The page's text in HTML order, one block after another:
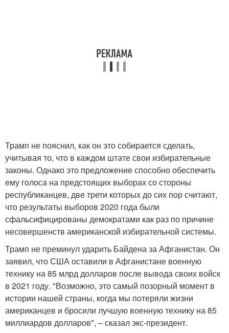
Трамп не пояснил, как он это собирается сделать,
учитывая то, что в каждом штате свои избирательные
законы. Однако это предложение способно обеспечить
ему голоса на предстоящих выборах со стороны
республиканцев, две трети которых до сих пор считают,
что результаты выборов 2020 года были
сфальсифицированы демократами как раз по причине
несовершенств американской избирательной системы.
Трамп не преминул ударить Байдена за Афганистан. Он
заявил, что США оставили в Афганистане военную
технику на 85 млрд долларов после вывода своих войск
в 2021 году. "Возможно, это самый позорный момент в
истории нашей страны, когда мы потеряли жизни
американцев и бросили лучшую военную технику на 85
миллиардов долларов", – сказал экс-президент.